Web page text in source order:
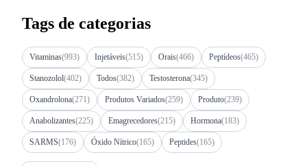
Tags de categorias
Vitaminas(993) Injetáveis(515) Orais(466) Peptídeos(465)
Stanozolol(402) Todos(382) Testosterona(345)
Oxandrolona(271) Produtos Variados(259) Produto(239)
Anabolizantes(225) Emagrecedores(215) Hormona(183)
SARMS(176) Óxido Nítrico(165) Peptides(165)